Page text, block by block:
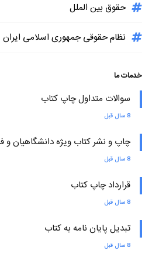
حقوق بین الملل
نظام حقوقی جمهوری اسلامی ایران
خدمات ما
سوالات متداول چاپ کتاب
8 سال قبل
چاپ و نشر کتاب ویژه دانشگاهیان و
8 سال قبل
قرارداد چاپ کتاب
8 سال قبل
تبدیل پایان نامه به کتاب
8 سال قبل